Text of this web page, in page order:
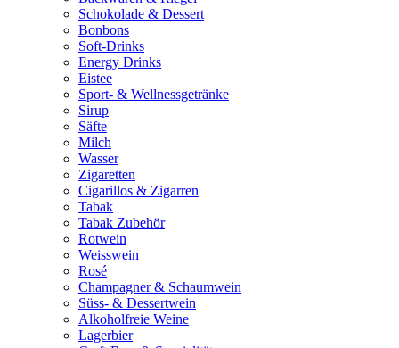
Schokolade & Dessert
Bonbons
Soft-Drinks
Energy Drinks
Eistee
Sport- & Wellnessgetränke
Sirup
Säfte
Milch
Wasser
Zigaretten
Cigarillos & Zigarren
Tabak
Tabak Zubehör
Rotwein
Weisswein
Rosé
Champagner & Schaumwein
Süss- & Dessertwein
Alkoholfreie Weine
Lagerbier